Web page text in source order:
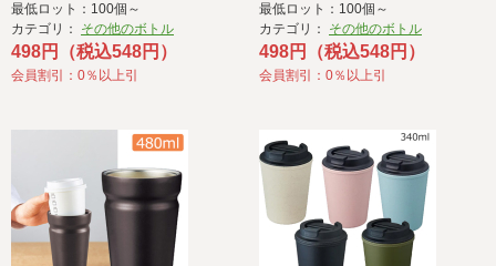
最低ロット：100個～
カテゴリ： その他のボトル
498円（税込548円）
会員割引：0％以上引
最低ロット：100個～
カテゴリ： その他のボトル
498円（税込548円）
会員割引：0％以上引